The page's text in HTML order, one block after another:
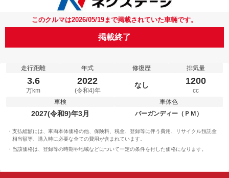
このクルマは2026/05/19まで掲載されていた車輛です。
掲載終了
走行距離
3.6
万km
年式
2022
(令和4)年
修復歴
なし
排気量
1200
cc
車検
2027(令和9)年3月
車体色
バーガンディー（ＰＭ）
支払総額には、車両本体価格の他、保険料、税金、登録等に伴う費用、リサイクル預託金
相当額等、購入時に必要な全ての費用が含まれています。
当該価格は、登録等の時期や地域などについて一定の条件を付した価格になります。